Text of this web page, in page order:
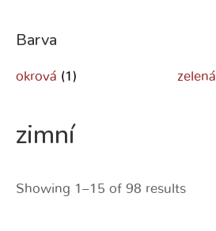
Barva
okrová (1) zelená
zimní
Showing 1–15 of 98 results